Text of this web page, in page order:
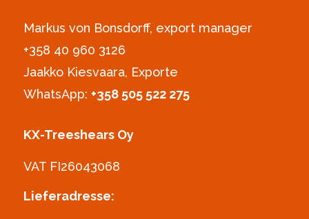
Markus von Bonsdorff, export manager
+358 40 960 3126‪
Jaakko Kiesvaara, Exporte
WhatsApp: +358 505 522 275
KX-Treeshears Oy
VAT FI26043068
Lieferadresse: